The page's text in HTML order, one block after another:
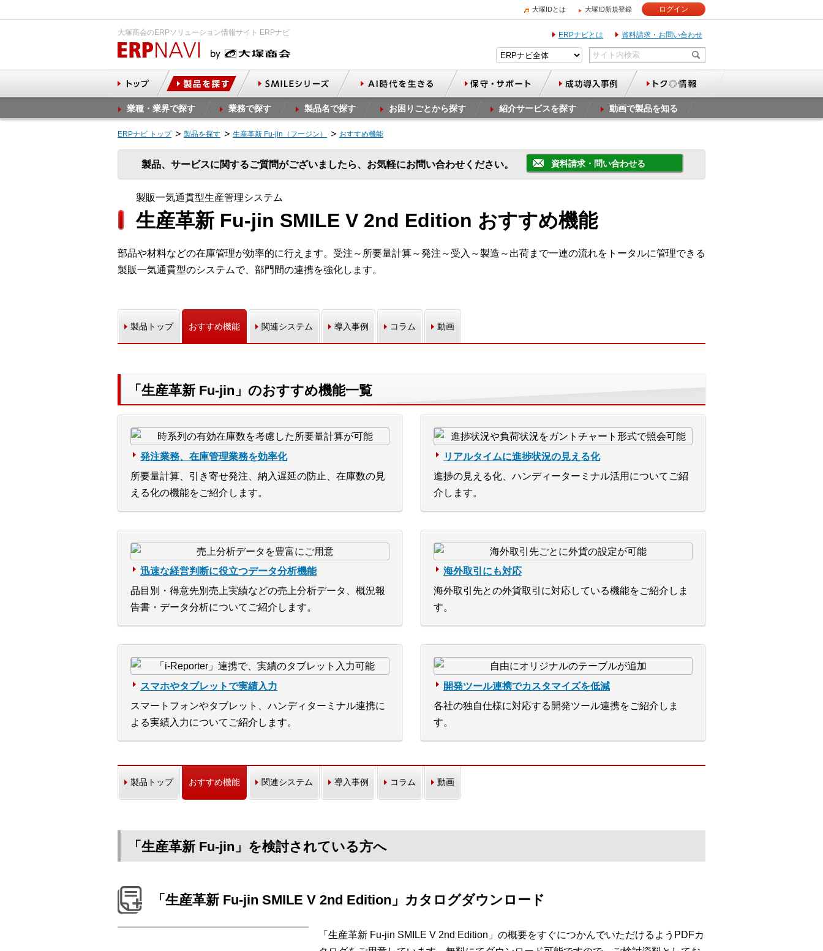
大塚IDとは 大塚ID新規登録 ログイン
大塚商会のERPソリューション情報サイト ERPナビ ERPナビとは 資料請求・お問い合わせ
業種・業界で探す 業務で探す 製品名で探す お困りごとから探す 紹介サービスを探す 動画で製品を知る
ERPナビ トップ 製品を探す 生産革新 Fu-jin（フージン） おすすめ機能
製品、サービスに関するご質問がございましたら、お気軽にお問い合わせください。 資料請求・問い合わせる
製販一気通貫型生産管理システム
生産革新 Fu-jin SMILE V 2nd Edition おすすめ機能
部品や材料などの在庫管理が効率的に行えます。受注～所要量計算～発注～受入～製造～出荷まで一連の流れをトータルに管理できる
製販一気通貫型のシステムで、部門間の連携を強化します。
製品トップ おすすめ機能 関連システム 導入事例 コラム 動画
「生産革新 Fu-jin」のおすすめ機能一覧
発注業務、在庫管理業務を効率化
所要量計算、引き寄せ発注、納入遅延の防止、在庫数の見
える化の機能をご紹介します。
リアルタイムに進捗状況の見える化
進捗の見える化、ハンディーターミナル活用についてご紹
介します。
迅速な経営判断に役立つデータ分析機能
品目別・得意先別売上実績などの売上分析データ、概況報
告書・データ分析についてご紹介します。
海外取引にも対応
海外取引先との外貨取引に対応している機能をご紹介しま
す。
スマホやタブレットで実績入力
スマートフォンやタブレット、ハンディターミナル連携に
よる実績入力についてご紹介します。
開発ツール連携でカスタマイズを低減
各社の独自仕様に対応する開発ツール連携をご紹介しま
す。
製品トップ おすすめ機能 関連システム 導入事例 コラム 動画
「生産革新 Fu-jin」を検討されている方へ
「生産革新 Fu-jin SMILE V 2nd Edition」カタログダウンロード
「生産革新 Fu-jin SMILE V 2nd Edition」の概要をすぐにつかんでいただけるようPDFカ